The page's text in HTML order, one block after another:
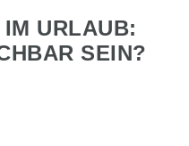
URLAUB:
SEIN?